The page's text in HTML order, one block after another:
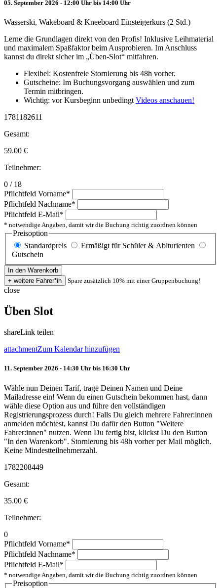
05. September 2026 - 12:00 Uhr bis 14:00 Uhr
Wasserski, Wakeboard & Kneeboard Einsteigerkurs (2 Std.)
Lerne die Grundlagen direkt von den Profis! Inklusive Leihmaterial
und maximalem Spaßfaktor beim Ausprobieren. Im Anschluss
kannst du direkt sicher im „Üben-Slot“ mitfahren.
Flexibel: Kostenfreie Stornierung bis 48h vorher.
Gutscheine: Im Buchungsvorgang auswählen und zum
Termin mitbringen.
Wichtig: vor Kursbeginn unbedingt Videos anschauen!
1781182611
Gesamt:
59.00 €
Teilnehmer:
0 / 18
Pflichtfeld Vorname*
Pflichtfeld Nachname*
Pflichtfeld E-Mail*
* notwendige Angaben, damit wir die Buchung richtig zuordnen können
Preisoption
Standardpreis
Ermäßigt für Schüler & Abiturienten
Gutschein
Spare zusätzlich 10% mit einer Gruppenbuchung!
close
Üben Slot
shareLink teilen
attachmentZum Kalendar hinzufügen
11. September 2026 - 14:30 Uhr bis 16:30 Uhr
Wähle nun Deinen Tarif, trage Deinen Namen und Deine
Mailadresse ein! Wenn du einen Gutschein bekommen hast, dann
wähle diese Option aus und führe den vollständigen
Registrierungsprozess durch! Falls Du gleich mehrere Fahrer:innen
anmelden möchtest, kannst Du dafür den Button "Weitere
Fahrer:innen" nutzen. Wenn Du fertig bist, klickst Du den Button
"In den Warenkorb". Stornierung bis 48h vorher per Mail möglich.
Keine Mindestteilnehmerzahl.
1782208449
Gesamt:
35.00 €
Teilnehmer:
0
Pflichtfeld Vorname*
Pflichtfeld Nachname*
Pflichtfeld E-Mail*
* notwendige Angaben, damit wir die Buchung richtig zuordnen können
Preisoption